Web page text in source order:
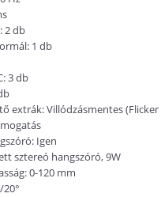
2 db
1 db
3 db
extrák: Villódzásmentes
Igen
sztereó hangszóró, 9W
0-120 mm